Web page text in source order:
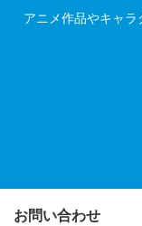
アニメ作品やキャラ
お問い合わせ